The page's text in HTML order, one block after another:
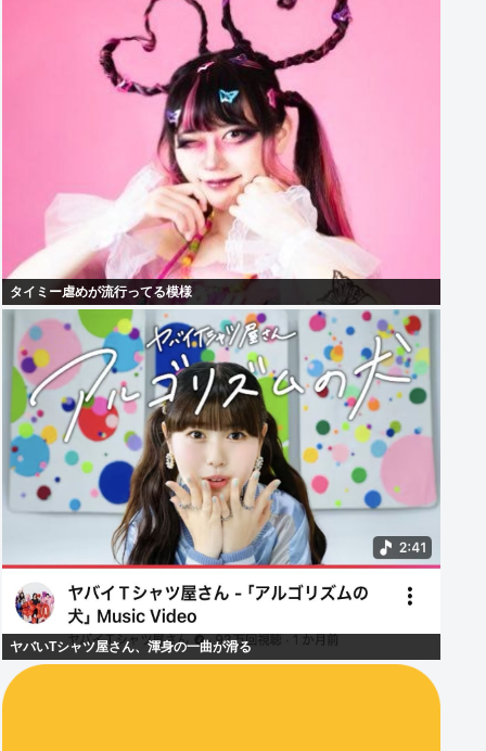
タイミー虐めが流行ってる模様
ヤバいTシャツ屋さん、渾身の一曲が滑る